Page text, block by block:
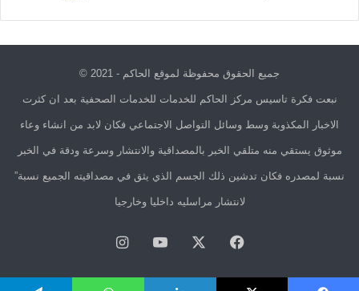
جميع الحقوق محفوظة لموقع الحاكم - 2021 ©
نبعت فكرة تاسيس مركز الحاكم للخدمات للخدمات الصحفية بعد ان كثرت
الاخبار المكذوبة وسط وسائل التواصل الاجتماعي فكان لابد من انشاء وعاء
موثوق يستقي منه متلقي الخبر بالمصداقية والانتشار وسرعة ودقة في الخبر
نسبة لمصدره فكان تدشين ذلك الجسم الذي يثق في مصداقيته الجميع نسبة”
لانتشار مراسليه داخليا وخارجيا
فيسبوك يوتيوبانستقرام